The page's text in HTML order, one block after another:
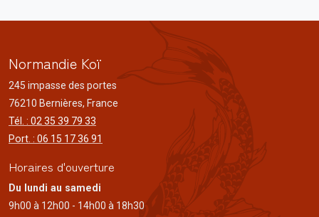
Normandie Koï
245 impasse des portes
76210 Bernières, France
Tél. : 02 35 39 79 33
Port. : 06 15 17 36 91
Horaires d'ouverture
Du lundi au samedi
9h00 à 12h00 - 14h00 à 18h30